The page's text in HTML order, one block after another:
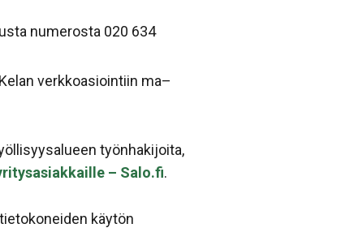
numerosta 020 634
verkkoasiointiin ma–
työnhakijoita,
– Salo.fi.
käytön